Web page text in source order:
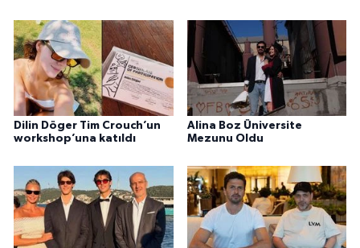
Dilin Döger Tim Crouch’un
workshop’una katıldı
Alina Boz Üniversite
Mezunu Oldu